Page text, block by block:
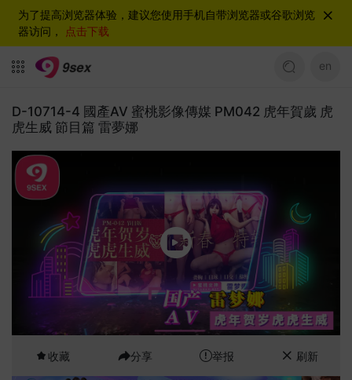
为了提高浏览器体验，建议您使用手机自带浏览器或谷歌浏览
器访问， 点击下载
en
D-10714-4 國產AV 蜜桃影像傳媒 PM042 虎年賀歲 虎
虎生威 節目篇 雷夢娜
收藏 分享 举报 刷新